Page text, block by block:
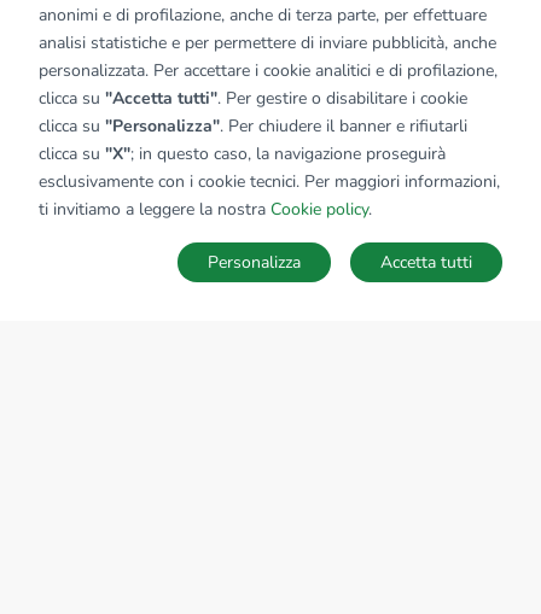
SALVA RICERCA
anonimi e di profilazione, anche di terza parte, per effettuare
analisi statistiche e per permettere di inviare pubblicità, anche
personalizzata. Per accettare i cookie analitici e di profilazione,
clicca su "Accetta tutti". Per gestire o disabilitare i cookie
clicca su "Personalizza". Per chiudere il banner e rifiutarli
clicca su "X"; in questo caso, la navigazione proseguirà
esclusivamente con i cookie tecnici. Per maggiori informazioni,
ti invitiamo a leggere la nostra Cookie policy.
Accetta tutti
Personalizza